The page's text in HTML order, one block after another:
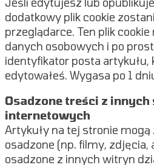
dodatkowy plik cookie
przeglądarce. Ten plik
danych osobowych i po
identyfikator posta artykułu,
edytowałeś. Wygasa po 1
Osadzone treści z innych
internetowych
Artykuły na tej stronie
osadzone (np. filmy, zdjęcia,
osadzone z innych witryn